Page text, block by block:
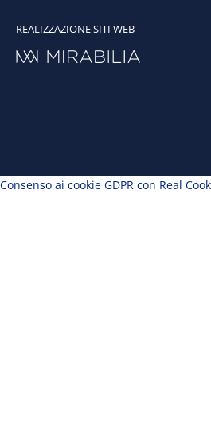
REALIZZAZIONE SITI WEB
Consenso ai cookie GDPR con Real